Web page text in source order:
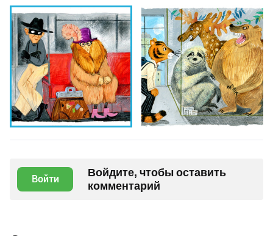
Войти
Войдите, чтобы оставить
комментарий